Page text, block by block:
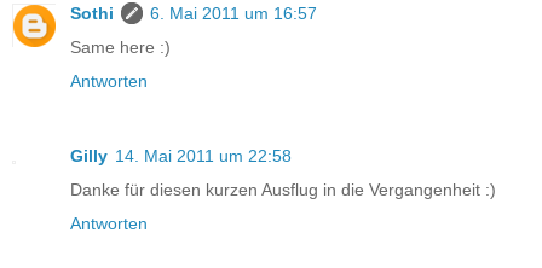
Sothi
6. Mai 2011 um 16:57
Same here :)
Antworten
Gilly 14. Mai 2011 um 22:58
Danke für diesen kurzen Ausflug in die Vergangenheit :)
Antworten